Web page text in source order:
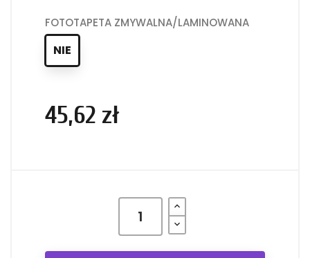
FOTOTAPETA ZMYWALNA/LAMINOWANA
NIE
45,62 zł